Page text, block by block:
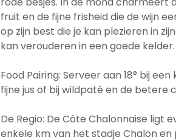
fruit en de fijne frisheid die de wijn
op zijn best die je kan plezieren in
kan verouderen in een goede kelder.
Food Pairing: Serveer aan 18° bij
fijne jus of bij wildpaté en de betere
De Regio: De Côte Chalonnaise ligt
enkele km van het stadje Chalon